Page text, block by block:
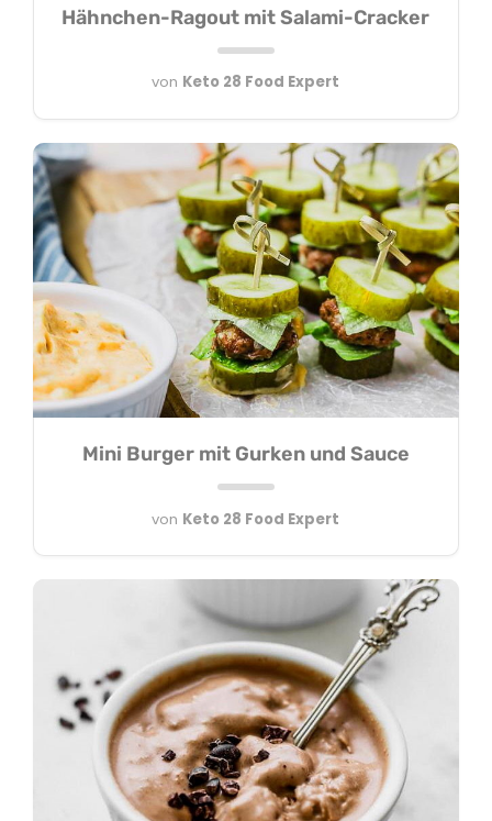
Hähnchen-Ragout mit Salami-Cracker
von Keto 28 Food Expert
Mini Burger mit Gurken und Sauce
von Keto 28 Food Expert